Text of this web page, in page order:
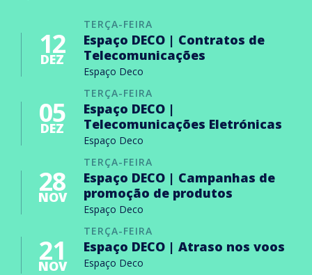
TERÇA-FEIRA
12
DEZ
Espaço DECO | Contratos de
Telecomunicações
Espaço Deco
TERÇA-FEIRA
05
DEZ
Espaço DECO |
Telecomunicações Eletrónicas
Espaço Deco
TERÇA-FEIRA
28
NOV
Espaço DECO | Campanhas de
promoção de produtos
Espaço Deco
TERÇA-FEIRA
21
NOV
Espaço DECO | Atraso nos voos
Espaço Deco